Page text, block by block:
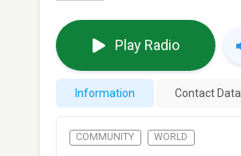
Play Radio
Information Contact Data
COMMUNITY WORLD